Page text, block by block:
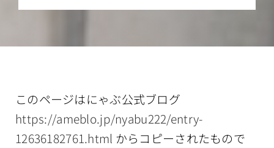
ご支援
このページはにゃぶ公式ブログ
https://ameblo.jp/nyabu222/entry-
12636182761.html からコピーされたもので